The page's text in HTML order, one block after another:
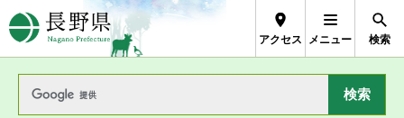
長野県Nagano Prefecture
アクセス メニュー 検索